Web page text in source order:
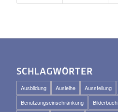
SCHLAGWÖRTER
Ausbildung Ausleihe Ausstellung
Benutzungseinschränkung
Bilderbuch